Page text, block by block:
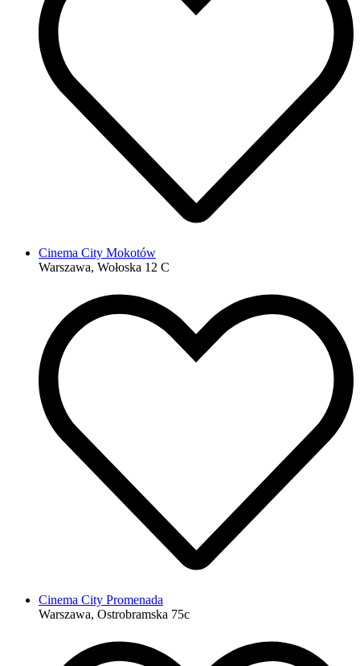
Cinema City Mokotów
Warszawa, Wołoska 12 C
Cinema City Promenada
Warszawa, Ostrobramska 75c